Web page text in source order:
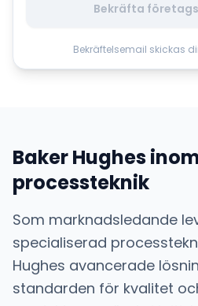
Bekräfta
Bekräftelsemail skickas
Baker Hughes
processteknik
Som marknadsledande
specialiserad
Hughes avancerade
standarden för kvalitet